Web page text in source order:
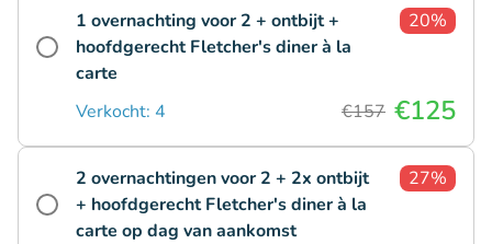
1 overnachting voor 2 + ontbijt +
hoofdgerecht Fletcher's diner à la
carte
20%
Verkocht: 4 €157 €125
2 overnachtingen voor 2 + 2x ontbijt
+ hoofdgerecht Fletcher's diner à la
carte op dag van aankomst
27%